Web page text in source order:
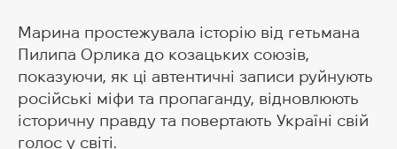
Марина простежувала історію від гетьмана
Пилипа Орлика до козацьких союзів,
показуючи, як ці автентичні записи руйнують
російські міфи та пропаганду, відновлюють
історичну правду та повертають Україні свій
голос у світі.